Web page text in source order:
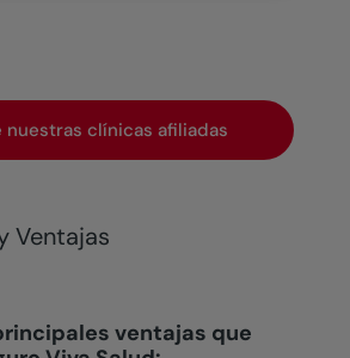
nuestras clínicas afiliadas
Ventajas
ventajas que